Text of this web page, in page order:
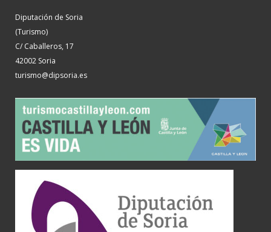
Diputación de Soria
(Turismo)
C/ Caballeros, 17
42002 Soria
turismo@dipsoria.es